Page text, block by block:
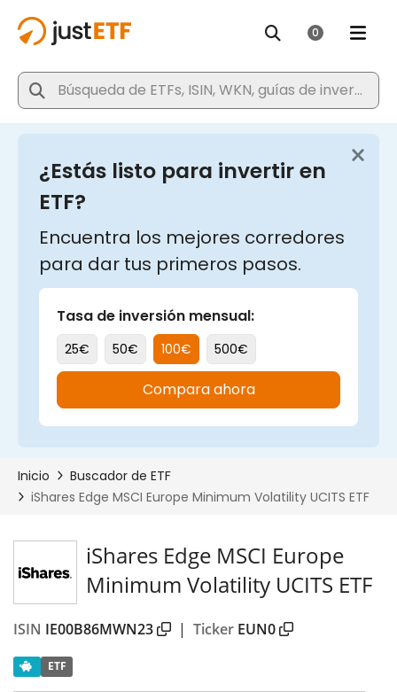
iShares Edge MSCI Europe
Minimum Volatility UCITS ETF
ISIN IE00B86MWN23 | Ticker EUN0
ETF